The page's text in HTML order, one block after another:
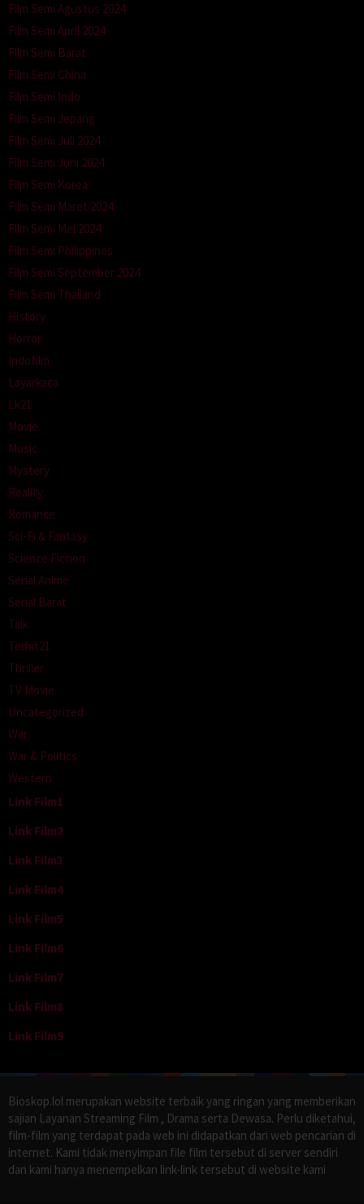
Film Semi Agustus 2024
Film Semi April 2024
Film Semi Barat
Film Semi China
Film Semi Indo
Film Semi Jepang
Film Semi Juli 2024
Film Semi Juni 2024
Film Semi Korea
Film Semi Maret 2024
Film Semi Mei 2024
Film Semi Philippines
Film Semi September 2024
Film Semi Thailand
History
Horror
Indofilm
Layarkaca
Lk21
Movie
Music
Mystery
Reality
Romance
Sci-Fi & Fantasy
Science Fiction
Serial Anime
Serial Barat
Talk
Terbit21
Thriller
TV Movie
Uncategorized
War
War & Politics
Western
Link Film1
Link Film2
Link Film3
Link Film4
Link Film5
Link Film6
Link Film7
Link Film8
Link Film9
Bioskop.lol merupakan website terbaik yang ringan yang memberikan
sajian Layanan Streaming Film , Drama serta Dewasa. Perlu diketahui,
film-film yang terdapat pada web ini didapatkan dari web pencarian di
internet. Kami tidak menyimpan file film tersebut di server sendiri
dan kami hanya menempelkan link-link tersebut di website kami